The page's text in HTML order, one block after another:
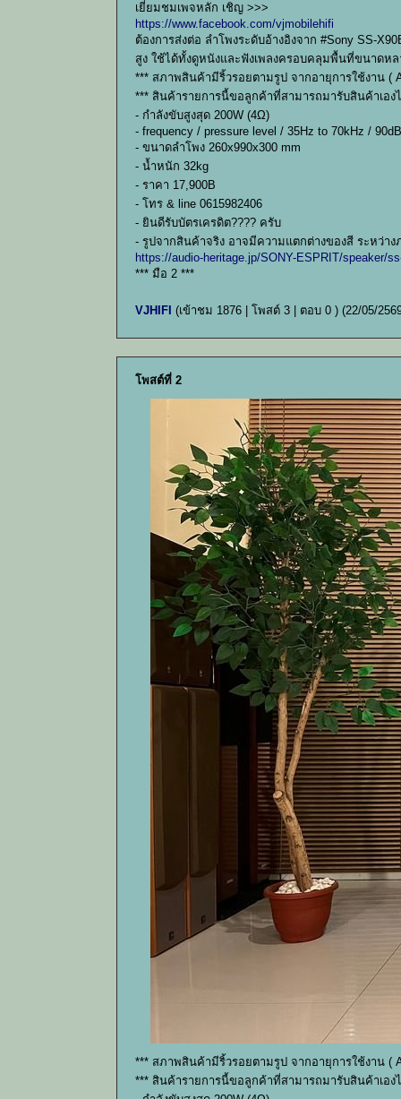
เยี่ยมชมเพจหลัก เชิญ >>>
https://www.facebook.com/vjmobilehifi
ต้องการส่งต่อ ลำโพงระดับอ้างอิงจาก #Sony SS-
สูง ใช้ได้ทั้งดูหนังและฟังเพลงครอบคลุมพื้นที่ขนาดห
*** สภาพสินค้ามีริ้วรอยตามรูป จากอายุการใช้งาน (
*** สินค้ารายการนี้ขอลูกค้าที่สามารถมารับสินค้าเอ
- กำลังขับสูงสุด 200W (4Ω)
- frequency / pressure level / 35Hz to 70kHz /
- ขนาดลำโพง 260x990x300 mm
- น้ำหนัก 32kg
- ราคา 17,900B
- โทร & line 0615982406
- ยินดีรับบัตรเครดิต???? ครับ
- รูปจากสินค้าจริง อาจมีความแตกต่างของสี ระหว่า
https://audio-heritage.jp/SONY-ESPRIT/speaker/
*** มือ 2 ***
VJHIFI (เข้าชม 1876 | โพสต์ 3 | ตอบ 0 ) (22/05/
โพสต์ที่ 2
*** สภาพสินค้ามีริ้วรอยตามรูป จากอายุการใช้งาน (
*** สินค้ารายการนี้ขอลูกค้าที่สามารถมารับสินค้าเอ